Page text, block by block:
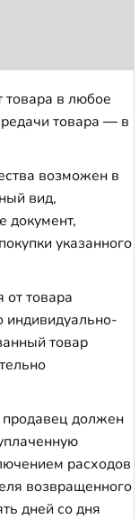
товара в любое
товара — в
возможен в
вид,
документ,
указанного
от товара
товар
продавец должен
расходов
возвращенного
дней со дня